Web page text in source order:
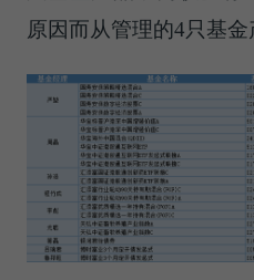
原因而从管理的4只基金